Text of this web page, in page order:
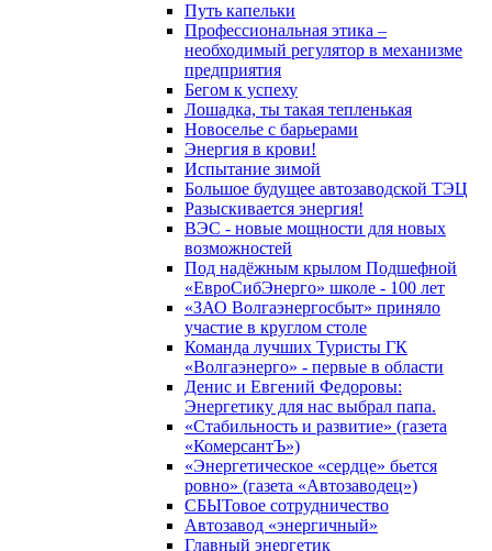
Путь капельки
Профессиональная этика –
необходимый регулятор в механизме
предприятия
Бегом к успеху
Лошадка, ты такая тепленькая
Новоселье с барьерами
Энергия в крови!
Испытание зимой
Большое будущее автозаводской ТЭЦ
Разыскивается энергия!
ВЭС - новые мощности для новых
возможностей
Под надёжным крылом Подшефной
«ЕвроСибЭнерго» школе - 100 лет
«ЗАО Волгаэнергосбыт» приняло
участие в круглом столе
Команда лучших Туристы ГК
«Волгаэнерго» - первые в области
Денис и Евгений Федоровы:
Энергетику для нас выбрал папа.
«Стабильность и развитие» (газета
«КомерсантЪ»)
«Энергетическое «сердце» бьется
ровно» (газета «Автозаводец»)
СБЫТовое сотрудничество
Автозавод «энергичный»
Главный энергетик